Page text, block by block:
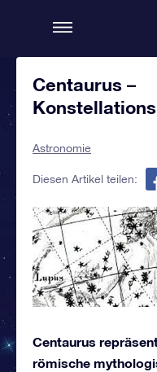
Centaurus –
Astronomie
Diesen Artikel teilen:
Centaurus
römische